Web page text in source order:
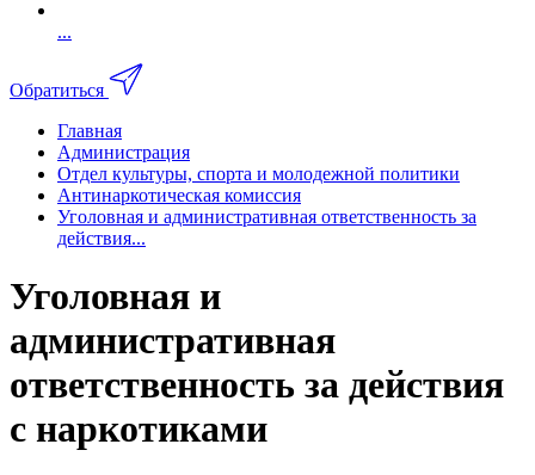
...
Обратиться
Главная
Администрация
Отдел культуры, спорта и молодежной политики
Антинаркотическая комиссия
Уголовная и административная ответственность за
действия...
Уголовная и
административная
ответственность за действия
с наркотиками